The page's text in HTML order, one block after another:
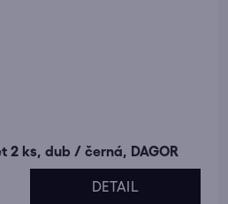
2 ks, dub / černá, DAGOR
DETAIL